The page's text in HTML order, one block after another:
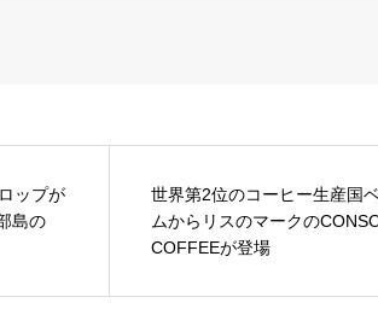
ップが
島の
世界第2位のコーヒー生産国
ムからリスのマークの
COFFEEが登場